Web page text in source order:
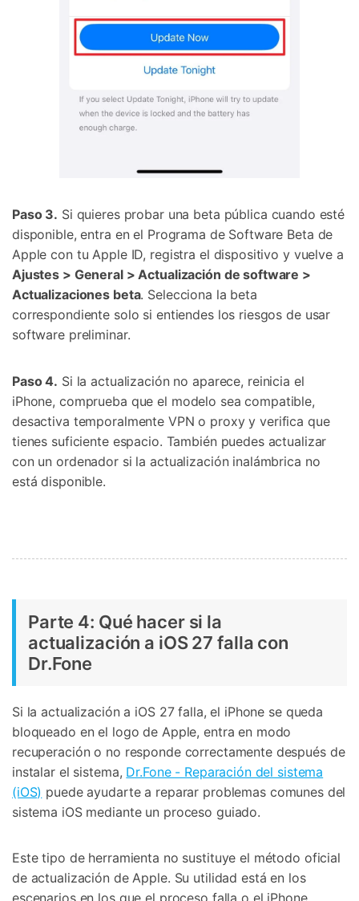
Paso 3. Si quieres probar una beta pública cuando esté
disponible, entra en el Programa de Software Beta de
Apple con tu Apple ID, registra el dispositivo y vuelve a
Ajustes > General > Actualización de software >
Actualizaciones beta. Selecciona la beta
correspondiente solo si entiendes los riesgos de usar
software preliminar.
Paso 4. Si la actualización no aparece, reinicia el
iPhone, comprueba que el modelo sea compatible,
desactiva temporalmente VPN o proxy y verifica que
tienes suficiente espacio. También puedes actualizar
con un ordenador si la actualización inalámbrica no
está disponible.
Parte 4: Qué hacer si la
actualización a iOS 27 falla con
Dr.Fone
Si la actualización a iOS 27 falla, el iPhone se queda
bloqueado en el logo de Apple, entra en modo
recuperación o no responde correctamente después de
instalar el sistema, Dr.Fone - Reparación del sistema
(iOS) puede ayudarte a reparar problemas comunes del
sistema iOS mediante un proceso guiado.
Este tipo de herramienta no sustituye el método oficial
de actualización de Apple. Su utilidad está en los